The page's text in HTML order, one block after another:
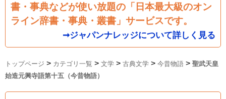
書・事典などが使い放題の「日本最大級のオン
ライン辞書・事典・叢書」サービスです。
➞ジャパンナレッジについて詳しく見る
トップページ > カテゴリ一覧 > 文学 > 古典文学 > 今昔物語 > 聖武天皇
始造元興寺語第十五（今昔物語）